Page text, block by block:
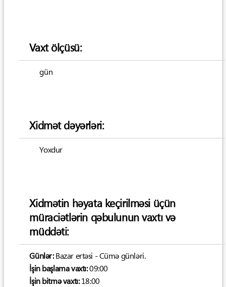
Vaxt ölçüsü:
gün
Xidmət dəyərləri:
Yoxdur
Xidmətin həyata keçirilməsi üçün
müraciətlərin qəbulunun vaxtı və
müddəti:
Günlər:Bazar ertəsi - Cümə günləri.
İşin başlama vaxtı:09:00
İşin bitmə vaxtı:18:00